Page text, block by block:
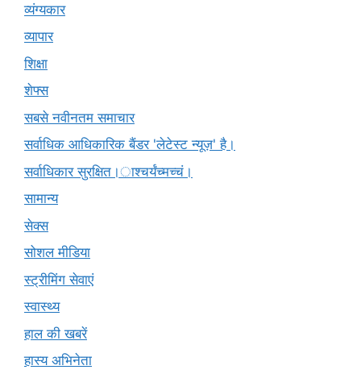
व्यंग्यकार
व्यापार
शिक्षा
शेफ्स
सबसे नवीनतम समाचार
सर्वाधिक आधिकारिक बैंडर 'लेटेस्ट न्यूज़' है।
सर्वाधिकार सुरक्षित।ाश्चर्यंच्मच्चं।
सामान्य
सेक्स
सोशल मीडिया
स्ट्रीमिंग सेवाएं
स्वास्थ्य
हाल की खबरें
हास्य अभिनेता